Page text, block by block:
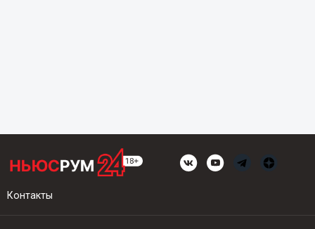
Контакты